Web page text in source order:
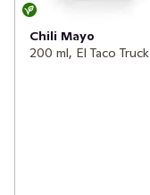
Chili Mayo
200 ml, El Taco Truck